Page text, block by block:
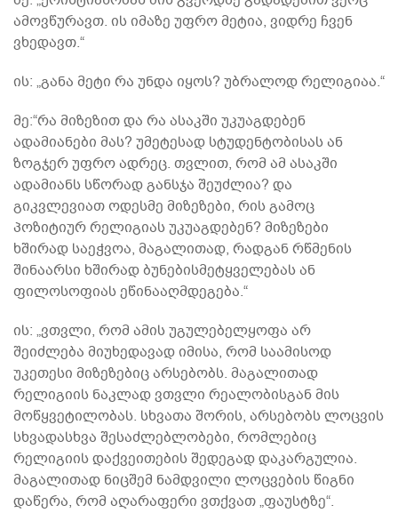
ამოვწურავთ. ის იმაზე უფრო მეტია, ვიდრე ჩვენ
ვხედავთ.“
ის: „განა მეტი რა უნდა იყოს? უბრალოდ რელიგიაა.“
მე:“რა მიზეზით და რა ასაკში უკუაგდებენ
ადამიანები მას? უმეტესად სტუდენტობისას ან
ზოგჯერ უფრო ადრეც. თვლით, რომ ამ ასაკში
ადამიანს სწორად განსჯა შეუძლია? და
გიკვლევიათ ოდესმე მიზეზები, რის გამოც
პოზიტიურ რელიგიას უკუაგდებენ? მიზეზები
ხშირად საეჭვოა, მაგალითად, რადგან რწმენის
შინაარსი ხშირად ბუნებისმეტყველებას ან
ფილოსოფიას ეწინააღმდეგება.“
ის: „ვთვლი, რომ ამის უგულებელყოფა არ
შეიძლება მიუხედავად იმისა, რომ საამისოდ
უკეთესი მიზეზებიც არსებობს. მაგალითად
რელიგიის ნაკლად ვთვლი რეალობისგან მის
მოწყვეტილობას. სხვათა შორის, არსებობს ლოცვის
სხვადასხვა შესაძლებლობები, რომლებიც
რელიგიის დაქვეითების შედეგად დაკარგულია.
მაგალითად ნიცშემ ნამდვილი ლოცვების წიგნი
დაწერა, რომ აღარაფერი ვთქვათ „ფაუსტზე“.